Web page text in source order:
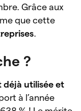
Grâce aux
que cette
.
?
utilisée et
à l’année